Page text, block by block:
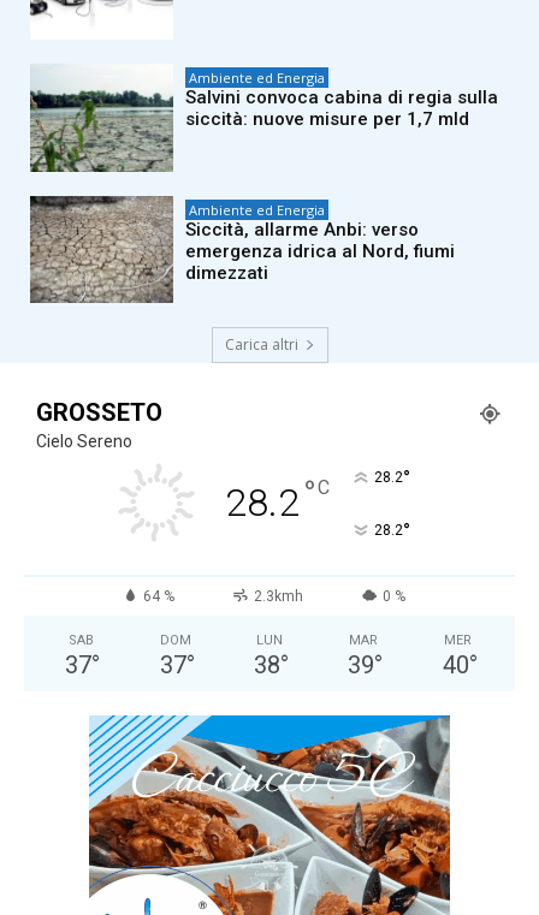
Ambiente ed Energia
Salvini convoca cabina di regia sulla
siccità: nuove misure per 1,7 mld
Ambiente ed Energia
Siccità, allarme Anbi: verso
emergenza idrica al Nord, fiumi
dimezzati
Carica altri
GROSSETO
Cielo Sereno
28.2°C 28.2°
28.2°
64 % 2.3kmh 0 %
SAB
37°
DOM
37°
LUN
38°
MAR
39°
MER
40°